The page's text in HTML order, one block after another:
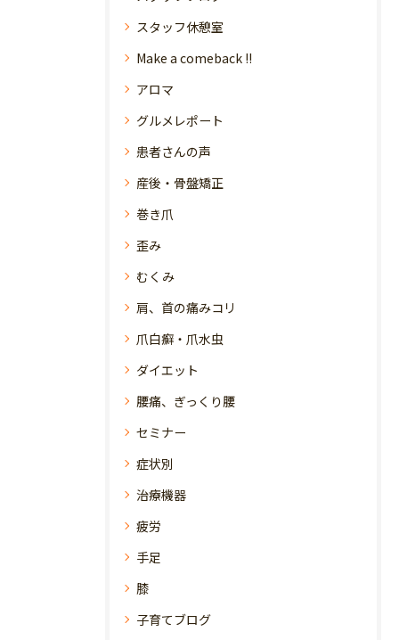
スタッフ休憩室
Make a comeback !!
アロマ
グルメレポート
患者さんの声
産後・骨盤矯正
巻き爪
歪み
むくみ
肩、首の痛みコリ
爪白癬・爪水虫
ダイエット
腰痛、ぎっくり腰
セミナー
症状別
治療機器
疲労
手足
膝
子育てブログ